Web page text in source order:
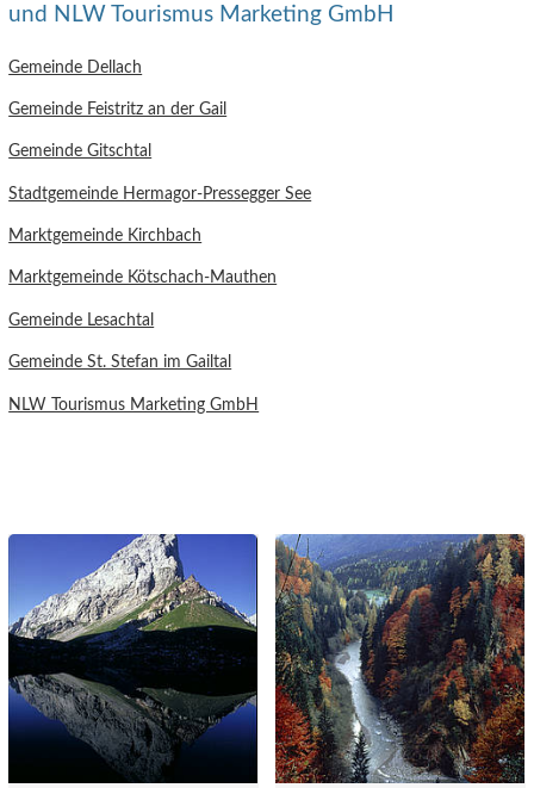
und NLW Tourismus Marketing GmbH
Gemeinde Dellach
Gemeinde Feistritz an der Gail
Gemeinde Gitschtal
Stadtgemeinde Hermagor-Pressegger See
Marktgemeinde Kirchbach
Marktgemeinde Kötschach-Mauthen
Gemeinde Lesachtal
Gemeinde St. Stefan im Gailtal
NLW Tourismus Marketing GmbH